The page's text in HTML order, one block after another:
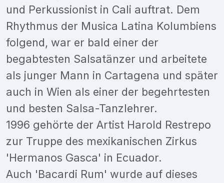
und Perkussionist in Cali auftrat. Dem
Rhythmus der Musica Latina Kolumbiens
folgend, war er bald einer der
begabtesten Salsatänzer und arbeitete
als junger Mann in Cartagena und später
auch in Wien als einer der begehrtesten
und besten Salsa-Tanzlehrer.
1996 gehörte der Artist Harold Restrepo
zur Truppe des mexikanischen Zirkus
'Hermanos Gasca' in Ecuador.
Auch 'Bacardi Rum' wurde auf dieses